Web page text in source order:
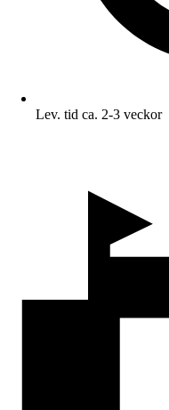
Lev. tid ca. 2-3 veckor